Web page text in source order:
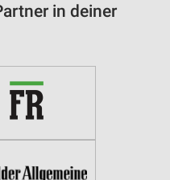
in deiner